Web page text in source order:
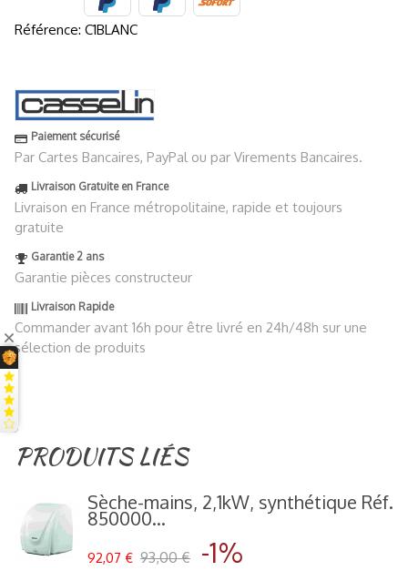
Référence: C1BLANC
Paiement sécurisé
Par Cartes Bancaires, PayPal ou par Virements Bancaires.
Livraison Gratuite en France
Livraison en France métropolitaine, rapide et toujours
gratuite
Garantie 2 ans
Garantie pièces constructeur
Livraison Rapide
Commander avant 16h pour être livré en 24h/48h sur une
sélection de produits
PRODUITS LIÉS
Sèche-mains, 2,1kW, synthétique Réf.
850000...
92,07 € 93,00 € -1%